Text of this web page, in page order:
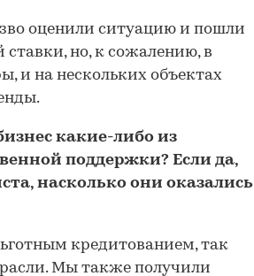
оценили ситуацию и пошли
но, к сожалению, в
и на нескольких объектах
какие-либо из
поддержки? Если да,
насколько они оказались
кредитованием, так
Мы также получили